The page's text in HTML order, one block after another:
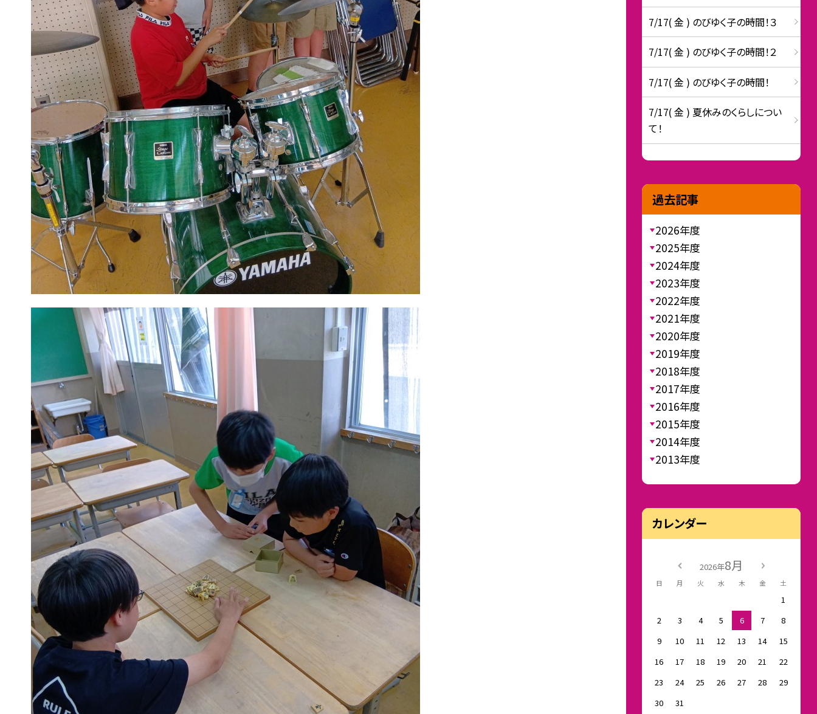
7/17( 金 ) のびゆく子の時間！３
7/17( 金 ) のびゆく子の時間！２
7/17( 金 ) のびゆく子の時間！
7/17( 金 ) 夏休みのくらしについ
て！
過去記事
2026年度
2025年度
2024年度
2023年度
2022年度
2021年度
2020年度
2019年度
2018年度
2017年度
2016年度
2015年度
2014年度
2013年度
カレンダー
2026年8月
日 月 火 水 木 金 土
1
2
3 4 5 6 7
8
9
10 11 12 13 14
15
16
17 18 19 20 21
22
23
24 25 26 27 28
29
30
31